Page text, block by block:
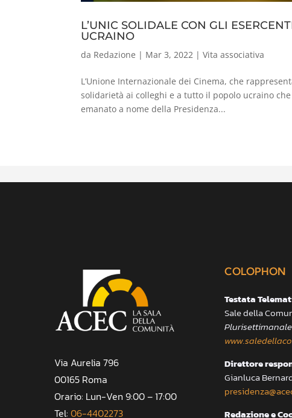
L’UNIC SOLIDALE CON GLI
UCRAINO
da Redazione | Mar 3, 2022 |Vita associativa
L’Unione Internazionale dei Cinema, che
solidarietà ai colleghi e a tutto il popolo ucraino
emanato a nome della Presidenza...
Via Aurelia 796
00165 Roma
Orario: Lun-Ven 9:00 – 17:00
Tel: 06-4402273
COLOPHON
Testata
Sale della
Plurisettimanale
Direttore
Gianluca
Redazione e